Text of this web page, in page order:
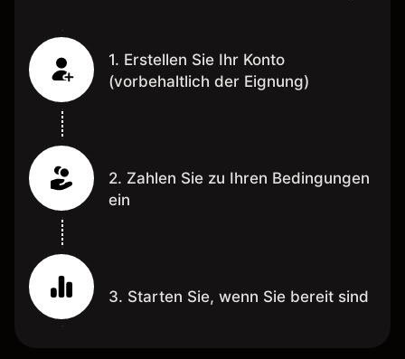
1. Erstellen Sie Ihr Konto
(vorbehaltlich der Eignung)
2. Zahlen Sie zu Ihren Bedingungen
ein
3. Starten Sie, wenn Sie bereit sind